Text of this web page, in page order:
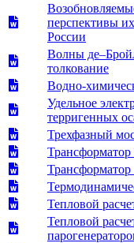
перспективы
России
Волны
толкование
Водно-
Удельное
терригенных
Трехфазный
Тепловой
Тепловой